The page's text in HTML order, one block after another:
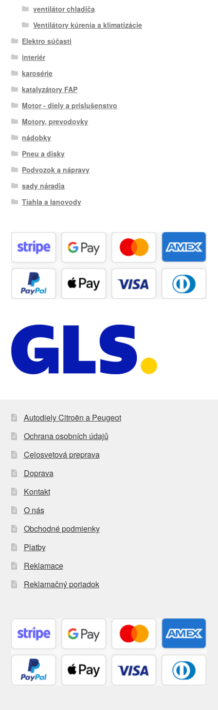
ventilátor chladiča
Ventilátory kúrenia a klimatizácie
Elektro súčasti
interiér
karosérie
katalyzátory FAP
Motor - diely a príslušenstvo
Motory, prevodovky
nádobky
Pneu a disky
Podvozok a nápravy
sady náradia
Tiahla a lanovody
Autodiely Citroën a Peugeot
Ochrana osobních údajů
Celosvetová preprava
Doprava
Kontakt
O nás
Obchodné podmienky
Platby
Reklamace
Reklamačný poriadok